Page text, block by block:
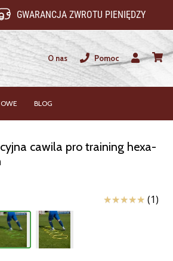
GWARANCJA ZWROTU PIENIĘDZY
O nas
Pomoc
Użytkownik
BLOG
cawila pro training hexa-
Ocena (1)